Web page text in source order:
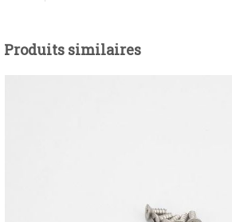
Produits similaires